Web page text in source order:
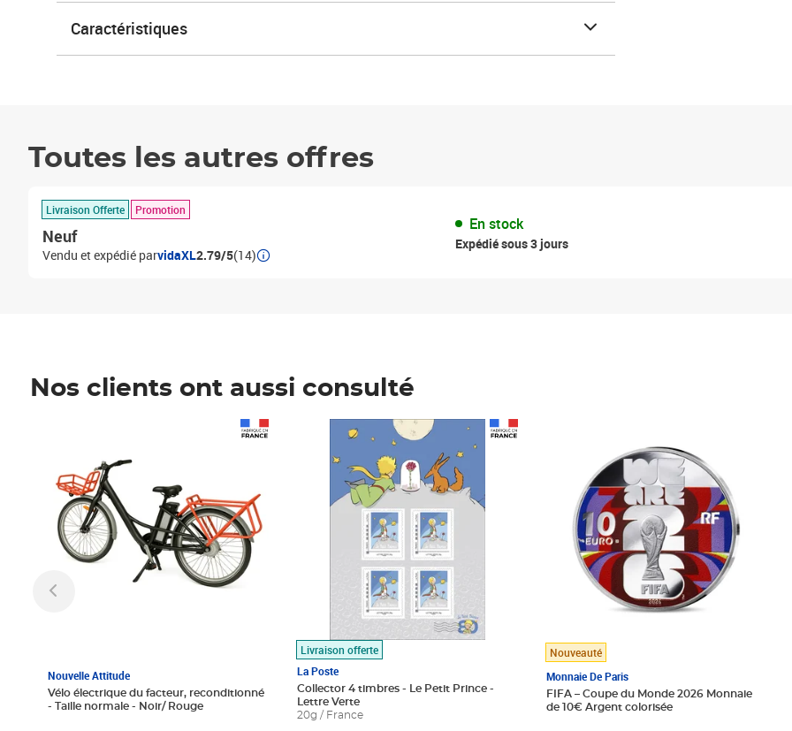
Caractéristiques
Toutes les autres offres
Livraison Offerte Promotion
Neuf
Vendu et expédié parvidaXL2.79/5(14)
En stock
Expédié sous 3 jours
Nos clients ont aussi consulté
Nouvelle Attitude
Vélo électrique du facteur, reconditionné
- Taille normale - Noir/ Rouge
Livraison offerte
La Poste
Collector 4 timbres - Le Petit Prince -
Lettre Verte
20g / France
Prix 7,50€
Nouveauté
Monnaie De Paris
FIFA – Coupe du Monde 2026 Monnaie
de 10€ Argent colorisée